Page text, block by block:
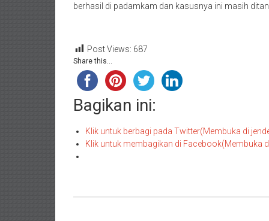
berhasil di padamkam dan kasusnya ini masih
Post Views: 687
Share this...
Bagikan ini:
Klik untuk berbagi pada Twitter(Membuka di
Klik untuk membagikan di Facebook(Membuka